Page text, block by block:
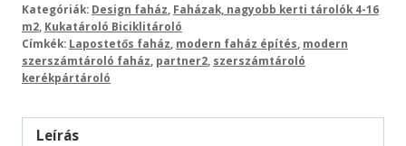
Kategóriák: Design faház Faházak, nagyobb kerti tárolók 4-16
m2 Kukatároló Biciklitároló
Címkék: Lapostetős faház modern faház építés modern
szerszámtároló faház partner2 szerszámtároló
kerékpártároló
Leírás